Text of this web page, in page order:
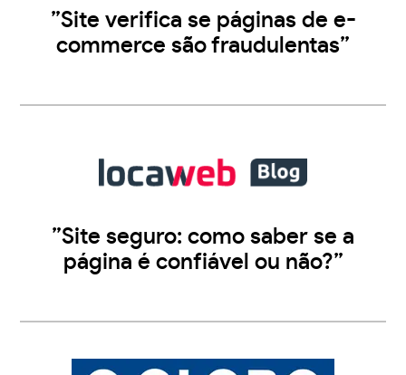
”Site verifica se páginas de e-
commerce são fraudulentas”
”Site seguro: como saber se a
página é confiável ou não?”